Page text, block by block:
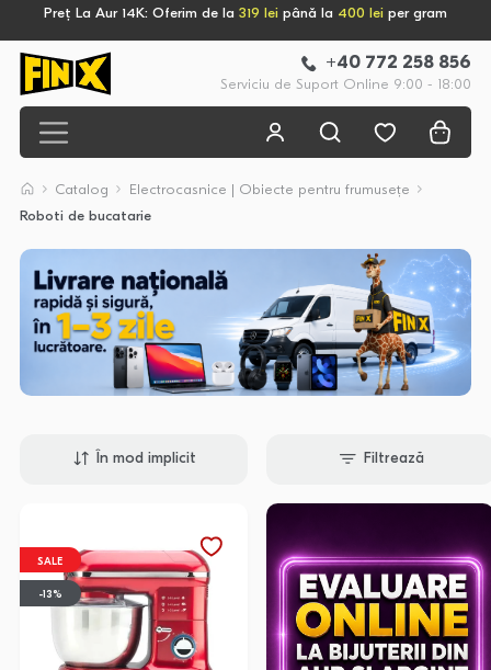
Preț La Aur 14K: Oferim de la 319 lei până la 400 lei per gram
+40 772 258 856
Serviciu de Suport Online 9:00 - 18:00
Catalog
Electrocasnice | Obiecte pentru frumusețe
Roboti de bucatarie
În mod implicit Filtrează
SALE
-13%